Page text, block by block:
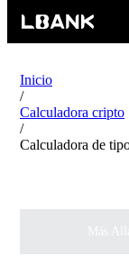
Inicio
/
Calculadora cripto
/
Calculadora de